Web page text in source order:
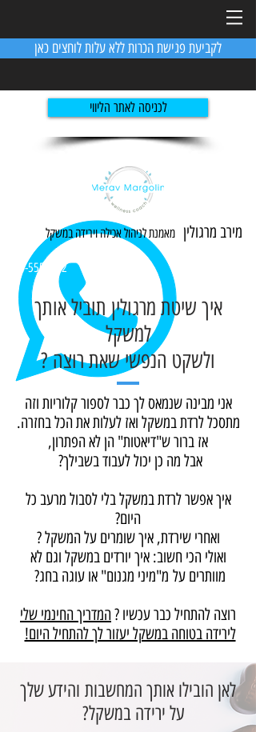
לקביעת פגישת הכרות ללא עלות לוחצים כאן
לכניסה לאתר הליווי
מירב מרגולין מאמנת לניהול אכילה וירידהבמשקל
054-5551982
איך שיטת מרגולין תוביל אותך
למשקל
ולשקט הנפשי שאת רוצה ?
אני מבינה שנמאס לך כבר לספור קלוריות וזה
מתסכל לרדת במשקל ואז לעלות את הכל בחזרה.
אז ברור ש"דיאטות" הן לא הפתרון,
אבל מה כן יכול לעבוד בשבילך?
איך אפשר לרדת במשקל בלי לסבול מרעב כל
היום?
ואחרי שירדת, איך שומרים על המשקל ?
ואולי הכי חשוב: איך יורדים במשקל וגם לא
מוותרים על מ"מיני מגנום" או עוגה בחג?
רוצה להתחיל כבר עכשיו ?המדריך החינמי שלי
לירידה בטוחה במשקל יעזור לך להתחיל היום!
לאן הובילו אותך המחשבות והידע שלך
על ירידה במשקל?